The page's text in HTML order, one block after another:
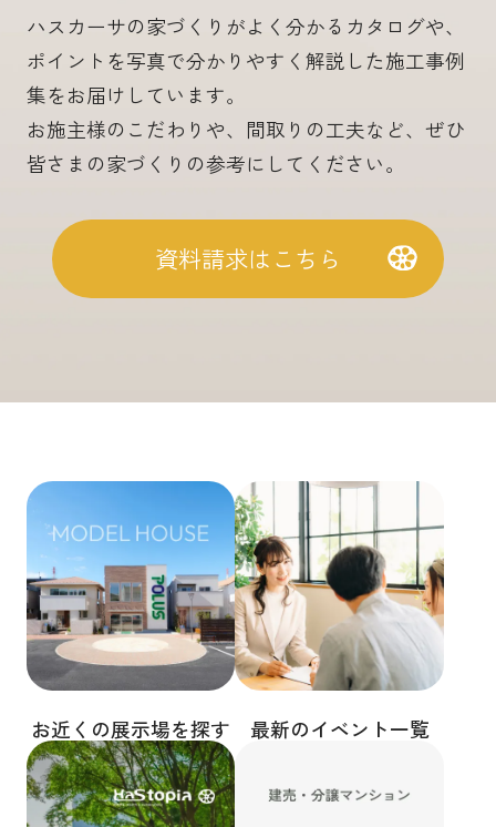
ハスカーサの家づくりがよく分かるカタログや、
ポイントを写真で分かりやすく解説した施工事例
集をお届けしています。
お施主様のこだわりや、間取りの工夫など、ぜひ
皆さまの家づくりの参考にしてください。
資料請求はこちら
お近くの展示場を探す 最新のイベント一覧